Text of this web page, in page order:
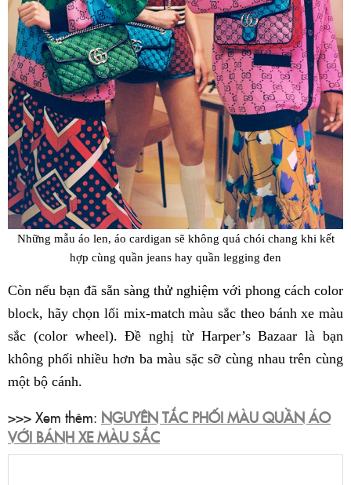
Những mẫu áo len, áo cardigan sẽ không quá chói chang khi kết
hợp cùng quần jeans hay quần legging đen
Còn nếu bạn đã sẵn sàng thử nghiệm với phong cách color
block, hãy chọn lối mix-match màu sắc theo bánh xe màu
sắc (color wheel). Đề nghị từ Harper’s Bazaar là bạn
không phối nhiều hơn ba màu sặc sỡ cùng nhau trên cùng
một bộ cánh.
>>> Xem thêm: NGUYÊN TẮC PHỐI MÀU QUẦN ÁO
VỚI BÁNH XE MÀU SẮC